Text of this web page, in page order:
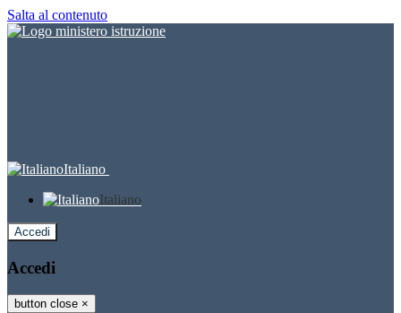
Salta al contenuto
Italiano
Italiano
Accedi
Accedi
button close ×